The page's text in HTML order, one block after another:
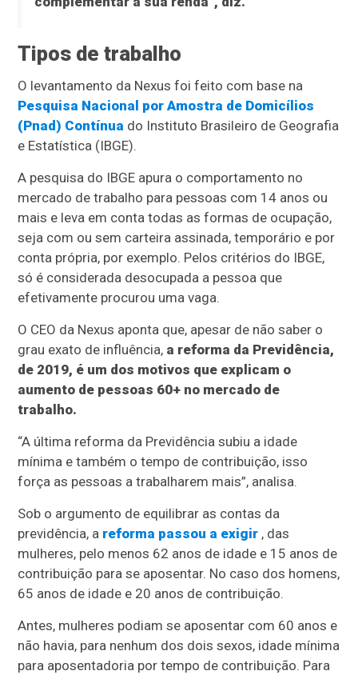
Tipos de trabalho
O levantamento da Nexus foi feito com base na
Pesquisa Nacional por Amostra de Domicílios
(Pnad) Contínua do Instituto Brasileiro de Geografia
e Estatística (IBGE).
A pesquisa do IBGE apura o comportamento no
mercado de trabalho para pessoas com 14 anos ou
mais e leva em conta todas as formas de ocupação,
seja com ou sem carteira assinada, temporário e por
conta própria, por exemplo. Pelos critérios do IBGE,
só é considerada desocupada a pessoa que
efetivamente procurou uma vaga.
O CEO da Nexus aponta que, apesar de não saber o
grau exato de influência, a reforma da Previdência,
de 2019, é um dos motivos que explicam o
aumento de pessoas 60+ no mercado de
trabalho.
“A última reforma da Previdência subiu a idade
mínima e também o tempo de contribuição, isso
força as pessoas a trabalharem mais”, analisa.
Sob o argumento de equilibrar as contas da
previdência, a reforma passou a exigir , das
mulheres, pelo menos 62 anos de idade e 15 anos de
contribuição para se aposentar. No caso dos homens,
65 anos de idade e 20 anos de contribuição.
Antes, mulheres podiam se aposentar com 60 anos e
não havia, para nenhum dos dois sexos, idade mínima
para aposentadoria por tempo de contribuição. Para